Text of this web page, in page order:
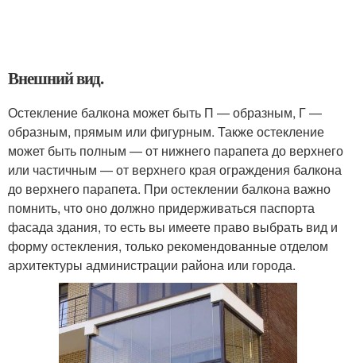
Внешний вид.
Остекление балкона может быть П — образным, Г —
образным, прямым или фигурным. Также остекление
может быть полным — от нижнего парапета до верхнего
или частичным — от верхнего края ограждения балкона
до верхнего парапета. При остеклении балкона важно
помнить, что оно должно придерживаться паспорта
фасада здания, то есть вы имеете право выбрать вид и
форму остекления, только рекомендованные отделом
архитектуры администрации района или города.